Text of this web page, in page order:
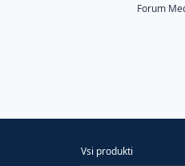
Forum
Vsi produkti